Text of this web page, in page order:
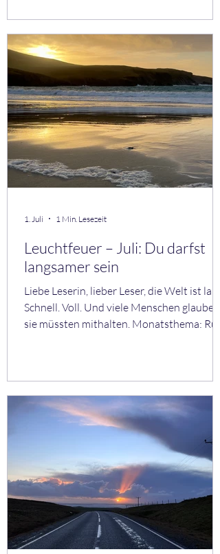
verstelle ich mich? • Wo bin ich echt? • Wo
wünsche ich mir mehr Tiefe? Aus meiner
Praxis Viele Menschen fühlen sich einsam –
auch in Beziehungen. Nicht, weil sie allein
sind. Sondern weil sie sich nicht zeigen
Leuchtfeuer – Juli: Du darfst
langsamer sein
Liebe Leserin, lieber Leser, die Welt ist laut.
Schnell. Voll. Und viele Menschen glauben,
sie müssten mithalten. Monatsthema:
Minute spüren • 1 Minute nichts tun Dein
Nervensystem wird es dir danken. Aus
meiner Praxis Viele Menschen sind nicht
erschöpft, weil sie zu viel tun – sondern
sie nie wirklich zur Ru
1. Juli 1 Min. Lesezeit